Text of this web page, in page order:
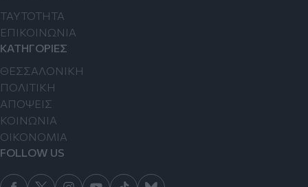
TAYTOTHTA
ΕΠΙΚΟΙΝΩΝΙΑ
ΚΑΤΗΓΟΡΙΕΣ
ΘΕΣΣΑΛΟΝΙΚΗ
ΠΟΛΙΤΙΚΗ
ΑΠΟΨΕΙΣ
ΚΟΙΝΩΝΙΑ
ΟΙΚΟΝΟΜΙΑ
FOLLOW US